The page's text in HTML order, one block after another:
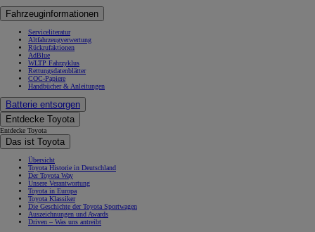
Fahrzeuginformationen
Serviceliteratur
Altfahrzeugverwertung
Rückrufaktionen
AdBlue
WLTP Fahrzyklus
Rettungsdatenblätter
COC-Papiere
Handbücher & Anleitungen
Batterie entsorgen
Entdecke Toyota
Entdecke Toyota
Das ist Toyota
Übersicht
Toyota Historie in Deutschland
Der Toyota Way
Unsere Verantwortung
Toyota in Europa
Toyota Klassiker
Die Geschichte der Toyota Sportwagen
Auszeichnungen und Awards
Driven – Was uns antreibt